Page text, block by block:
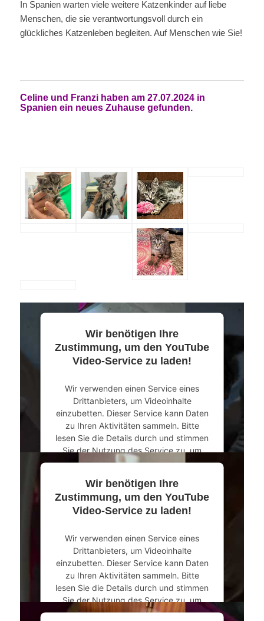
In Spanien warten viele weitere Katzenkinder auf liebe
Menschen, die sie verantwortungsvoll durch ein
glückliches Katzenleben begleiten. Auf Menschen wie Sie!
Celine und Franzi haben am 27.07.2024 in
Spanien ein neues Zuhause gefunden.
Wir benötigen Ihre
Zustimmung, um den YouTube
Video-Service zu laden!
Wir verwenden einen Service eines
Drittanbieters, um Videoinhalte
einzubetten. Dieser Service kann Daten
zu Ihren Aktivitäten sammeln. Bitte
lesen Sie die Details durch und stimmen
Sie der Nutzung des Service zu, um
dieses Video anzusehen.
Mehr Informationen
powered byUsercentrics Consent
Management Platform&eRecht24
Wir benötigen Ihre
Zustimmung, um den YouTube
Video-Service zu laden!
Wir verwenden einen Service eines
Drittanbieters, um Videoinhalte
einzubetten. Dieser Service kann Daten
zu Ihren Aktivitäten sammeln. Bitte
lesen Sie die Details durch und stimmen
Sie der Nutzung des Service zu, um
dieses Video anzusehen.